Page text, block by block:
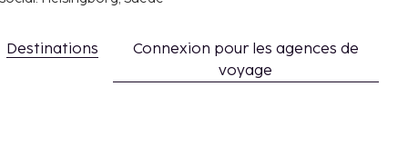
Destinations
Connexion pour les agences de
voyage